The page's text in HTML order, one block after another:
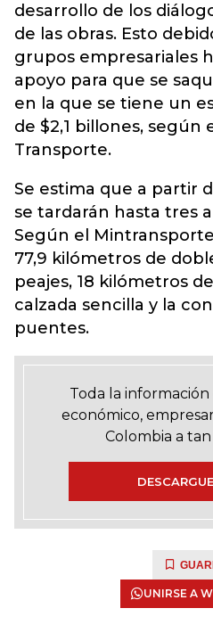
desarrollo de los
de las obras. Esto
grupos empresariales
apoyo para que se
en la que se tiene un
de $2,1 billones, según
Transporte.
Se estima que a partir
se tardarán hasta tres
Según el
77,9 kilómetros de
peajes, 18 kilómetros
calzada sencilla y la
puentes.
Toda la
económico,
Colombia a
UNIRSE A